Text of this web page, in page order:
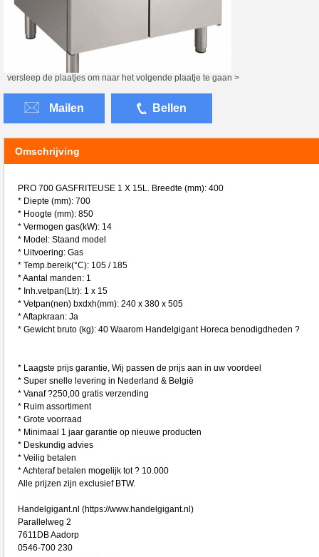
versleep de plaatjes om naar het volgende plaatje te gaan >
Mailen Bellen
Omschrijving
PRO 700 GASFRITEUSE 1 X 15L. Breedte (mm): 400
* Diepte (mm): 700
* Hoogte (mm): 850
* Vermogen gas(kW): 14
* Model: Staand model
* Uitvoering: Gas
* Temp.bereik(°C): 105 / 185
* Aantal manden: 1
* Inh.vetpan(Ltr): 1 x 15
* Vetpan(nen) bxdxh(mm): 240 x 380 x 505
* Aftapkraan: Ja
* Gewicht bruto (kg): 40 Waarom Handelgigant Horeca benodigdheden ?
* Laagste prijs garantie, Wij passen de prijs aan in uw voordeel
* Super snelle levering in Nederland & België
* Vanaf ?250,00 gratis verzending
* Ruim assortiment
* Grote voorraad
* Minimaal 1 jaar garantie op nieuwe producten
* Deskundig advies
* Veilig betalen
* Achteraf betalen mogelijk tot ? 10.000
Alle prijzen zijn exclusief BTW.
Handelgigant.nl (https://www.handelgigant.nl)
Parallelweg 2
7611DB Aadorp
0546-700 230